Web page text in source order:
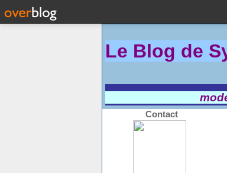
Le Blog de
Contact